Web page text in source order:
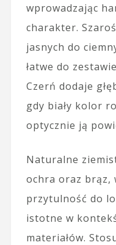
wprowadzając
charakter.
jasnych do
łatwe do
Czerń dodaje
gdy biały kolor
optycznie ją
Naturalne
ochra oraz brąz,
przytulność do
istotne w
materiałów.